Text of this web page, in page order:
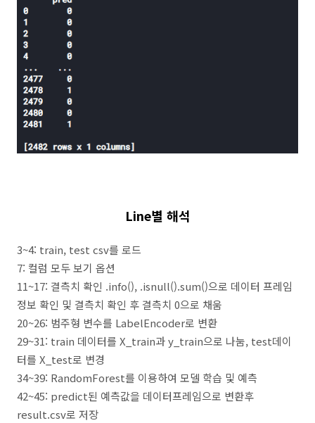
Line별 해석
3~4: train, test csv를 로드
7: 컬럼 모두 보기 옵션
11~17: 결측치 확인 .info(), .isnull().sum()으로 데이터 프레임
정보 확인 및 결측치 확인 후 결측치 0으로 채움
20~26: 범주형 변수를 LabelEncoder로 변환
29~31: train 데이터를 X_train과 y_train으로 나눔, test데이
터를 X_test로 변경
34~39: RandomForest를 이용하여 모델 학습 및 예측
42~45: predict된 예측값을 데이터프레임으로 변환후
result.csv로 저장